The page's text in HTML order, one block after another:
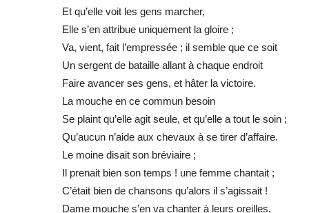
Et qu’elle voit les gens marcher,
Elle s’en attribue uniquement la gloire ;
Va, vient, fait l’empressée ; il semble que ce soit
Un sergent de bataille allant à chaque endroit
Faire avancer ses gens, et hâter la victoire.
La mouche en ce commun besoin
Se plaint qu’elle agit seule, et qu’elle a tout le soin ;
Qu’aucun n’aide aux chevaux à se tirer d’affaire.
Le moine disait son bréviaire ;
Il prenait bien son temps ! une femme chantait ;
C’était bien de chansons qu’alors il s’agissait !
Dame mouche s’en va chanter à leurs oreilles,